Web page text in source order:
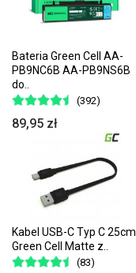
Bateria Green Cell AA-
PB9NC6B AA-PB9NS6B
do..
(392)
89,95 zł
Kabel USB-C Typ C 25cm
Green Cell Matte z..
(83)